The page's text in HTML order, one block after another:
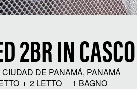
2BR IN
DE PANAMÁ, PANAMÁ
2 LETTO 1 BAGNO